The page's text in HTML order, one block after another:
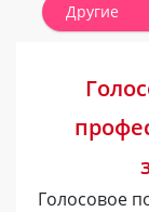
Другие
Голосовое